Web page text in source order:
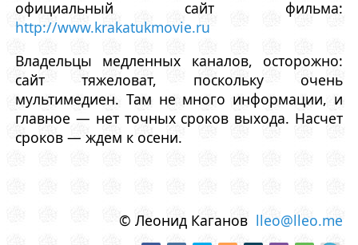
официальный сайт фильма:
http://www.krakatukmovie.ru
Владельцы медленных каналов, осторожно:
сайт тяжеловат, поскольку очень
мультимедиен. Там не много информации, и
главное — нет точных сроков выхода. Насчет
сроков — ждем к осени.
© Леонид Каганов lleo@lleo.me